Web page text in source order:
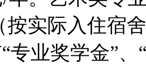
按实际入住
专业奖学金”